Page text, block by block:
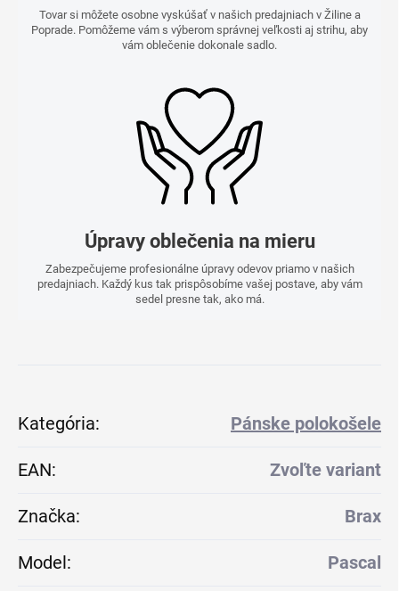
Tovar si môžete osobne vyskúšať v našich predajniach v Žiline a
Poprade. Pomôžeme vám s výberom správnej veľkosti aj strihu, aby
vám oblečenie dokonale sadlo.
Úpravy oblečenia na mieru
Zabezpečujeme profesionálne úpravy odevov priamo v našich
predajniach. Každý kus tak prispôsobíme vašej postave, aby vám
sedel presne tak, ako má.
Kategória: Pánske polokošele
EAN: Zvoľte variant
Značka: Brax
Model: Pascal